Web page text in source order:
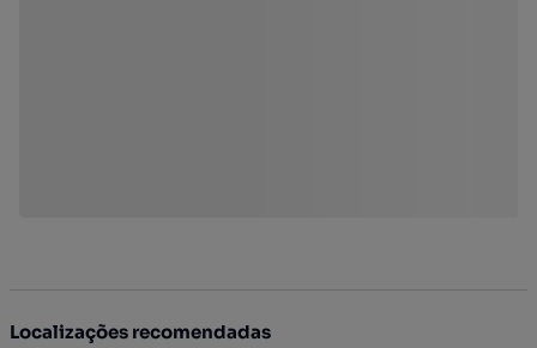
Localizações recomendadas